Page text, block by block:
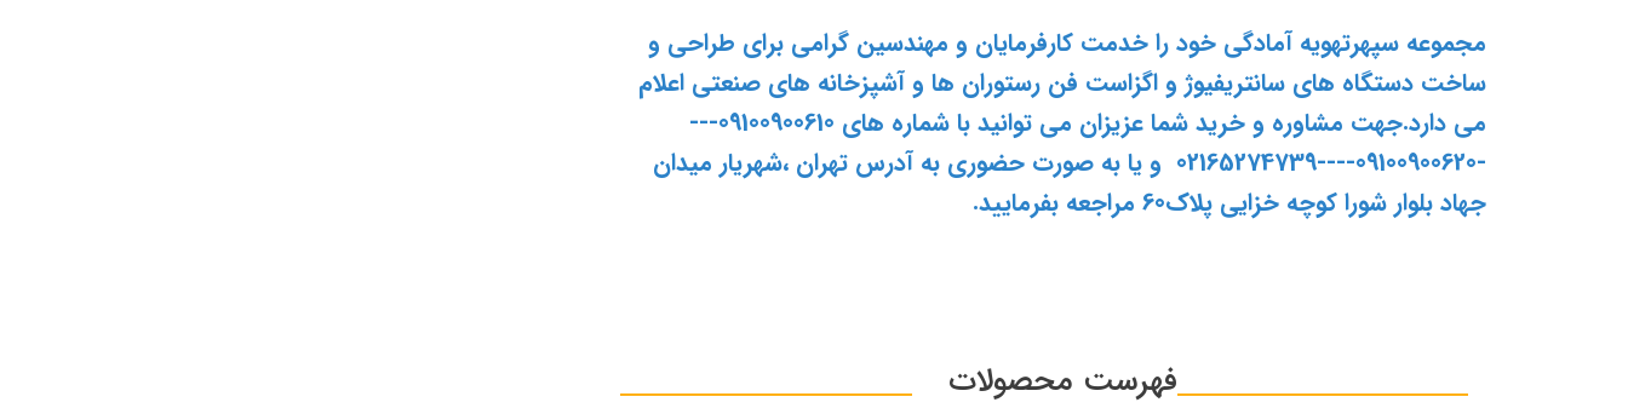
مجموعه سپهرتهويه آمادگي خود را خدمت كارفرمايان و مهندسين گرامي براي طراحي و
ساخت دستگاه هاي سانتريفيوژ و اگزاست فن رستوران ها و آشپزخانه هاي صنعتي اعلام
مي دارد.جهت مشاوره و خريد شما عزيزان مي توانيد با شماره هاي 09100900610---
-09100900620----02165274739 و يا به صورت حضوري به آدرس تهران ،شهريار ميدان
جهاد بلوار شورا كوچه خزايي پلاك60 مراجعه بفرماييد.
فهرست محصولات